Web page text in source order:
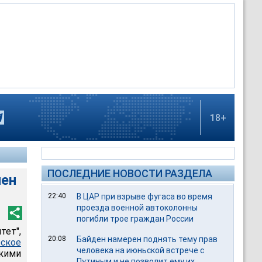
18+
ПОСЛЕДНИЕ НОВОСТИ РАЗДЕЛА
22:40
В ЦАР при взрыве фугаса во время
проезда военной автоколонны
погибли трое граждан России
20:08
Байден намерен поднять тему прав
человека на июньской встрече с